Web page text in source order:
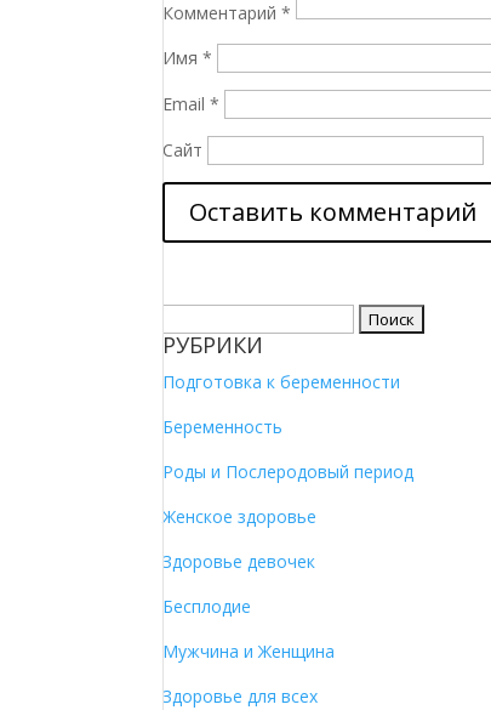
Комментарий*
Имя*
Email*
Сайт
РУБРИКИ
Подготовка к беременности
Беременность
Роды и Послеродовый период
Женское здоровье
Здоровье девочек
Бесплодие
Мужчина и Женщина
Здоровье для всех